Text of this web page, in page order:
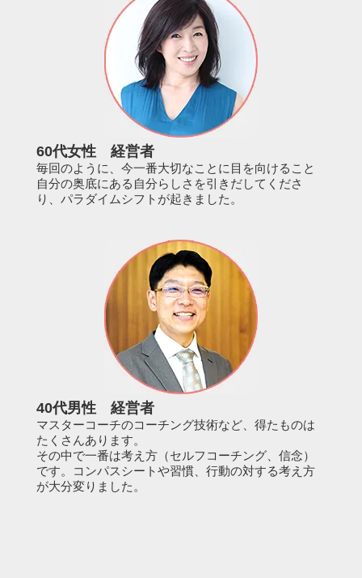
60代女性 経営者
毎回のように、今一番大切なことに目を向けること
自分の奥底にある自分らしさを引きだしてくださ
り、パラダイムシフトが起きました。
40代男性 経営者
マスターコーチのコーチング技術など、得たものは
たくさんあります。
その中で一番は考え方（セルフコーチング、信念）
です。コンパスシートや習慣、行動の対する考え方
が大分変りました。